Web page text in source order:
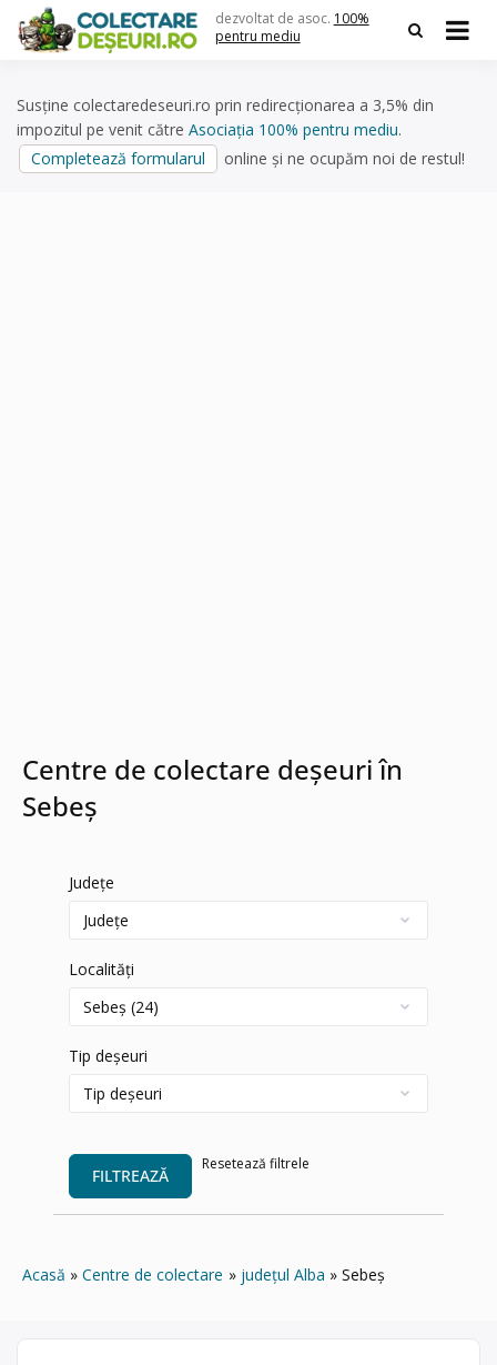
content
dezvoltat de asoc. 100%
pentru mediu
Susține colectaredeseuri.ro prin redirecționarea a 3,5% din
impozitul pe venit către Asociația 100% pentru mediu.
Completează formularul
online și ne ocupăm noi de restul!
Centre de colectare deșeuri în
Sebeș
Județe
Localități
Tip deșeuri
FILTREAZĂ
Resetează filtrele
Acasă Centre de colectare județul Alba Sebeș